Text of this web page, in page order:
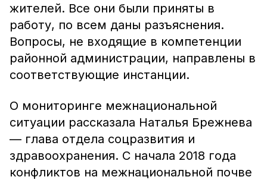
жителей. Все они были приняты в
работу, по всем даны разъяснения.
Вопросы, не входящие в компетенции
районной администрации, направлены в
соответствующие инстанции.
О мониторинге межнациональной
ситуации рассказала Наталья Брежнева
— глава отдела соцразвития и
здравоохранения. С начала 2018 года
конфликтов на межнациональной почве